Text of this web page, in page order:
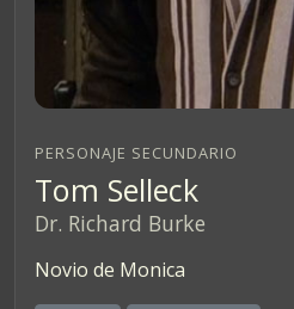
PERSONAJE SECUNDARIO
Tom Selleck
Dr. Richard Burke
Novio de Monica